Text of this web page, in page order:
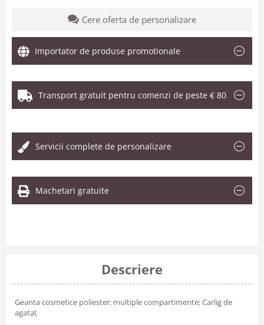
Cere oferta de personalizare
Importator de produse promotionale
Transport gratuit pentru comenzi de peste € 80
Servicii complete de personalizare
Machetari gratuite
Descriere
Geanta cosmetice poliester; multiple compartimente; Carlig de
agatat